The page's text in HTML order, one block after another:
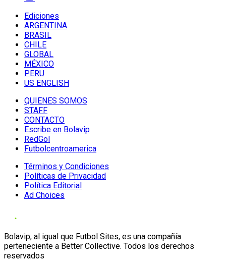
Ediciones
ARGENTINA
BRASIL
CHILE
GLOBAL
MÉXICO
PERU
US ENGLISH
QUIENES SOMOS
STAFF
CONTACTO
Escribe en Bolavip
RedGol
Futbolcentroamerica
Términos y Condiciones
Políticas de Privacidad
Política Editorial
Ad Choices
Bolavip, al igual que Futbol Sites, es una compañía
perteneciente a Better Collective. Todos los derechos
reservados